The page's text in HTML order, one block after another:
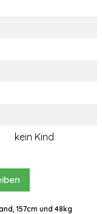
kein Kind
157cm und 48kg